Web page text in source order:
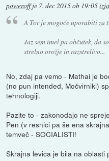
poweroffje 7. dec 2015 ob 19:05
A Tor je mogoče uporabiti za
Jaz sem imel pa občutek, da
strelno orožje in razstrelivo...
No, zdaj pa vemo - Mathai je
(no pun intended, Močvirniki)
tehnologiji.
Pazite to - zakonodajo ne
Pen (v resnici pa še ena
temveč - SOCIALISTI!
Skrajna levica je bila na oblasti